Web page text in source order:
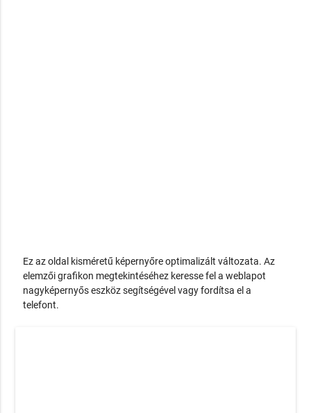
Ez az oldal kisméretű képernyőre optimalizált változata. Az
elemzői grafikon megtekintéséhez keresse fel a weblapot
nagyképernyős eszköz segítségével vagy fordítsa el a
telefont.